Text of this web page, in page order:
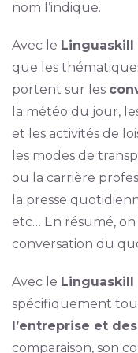
nom l’indique.
Avec le Linguaskill
que les
portent sur les
la météo du jour,
et les activités de
les modes de
ou la carrière
la presse
etc… En résumé,
conversation du
Avec le Linguaskill
spécifiquement
l’entreprise et
comparaison, son